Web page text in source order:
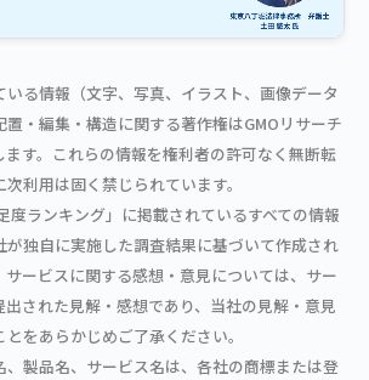
いる情報（文字、写真、イラスト、画像データ
・編集・構造に関する著作権はGMOリサーチ
ます。これらの情報を権利者の許可なく無断転
利用は固く禁じられています。
度ランキング」に掲載されているすべての情報
が独自に実施した調査結果に基づいて作成され
サービスに関する感想・意見については、サー
出された見解・感想であり、当社の見解・意見
をあらかじめご了承ください。
、製品名、サービス名は、各社の商標または登